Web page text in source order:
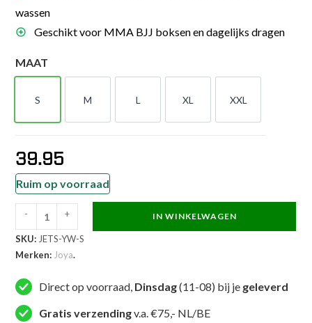
wassen
Geschikt voor MMA BJJ boksen en dagelijks dragen
MAAT
S
S
M
M
L
L
XL
XL
XXL
XXL
39.95
Ruim op voorraad
Elite
MMA
Shirt
Geel
aantal
- + IN WINKELWAGEN
SKU: JETS-YW-S
Merken: Joya.
Direct op voorraad, Dinsdag(11-08) bij je geleverd
Gratis verzendingv.a. €75,- NL/BE